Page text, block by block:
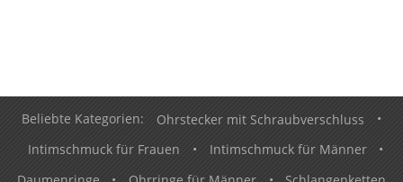
Beliebte Kategorien: Ohrstecker mit Schraubverschluss
•
Intimschmuck für Frauen
• Intimschmuck für Männer
•